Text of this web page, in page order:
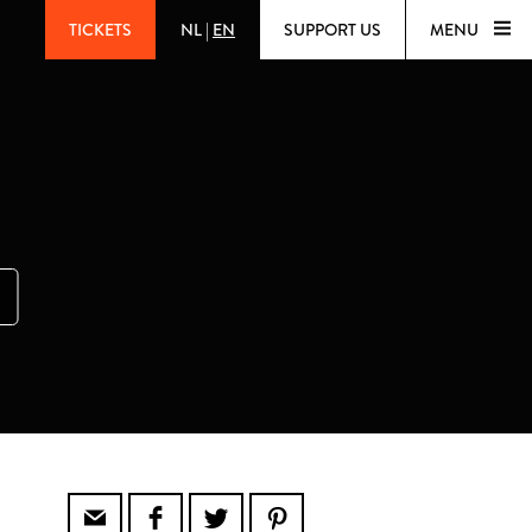
TICKETS NL | EN SUPPORT US MENU